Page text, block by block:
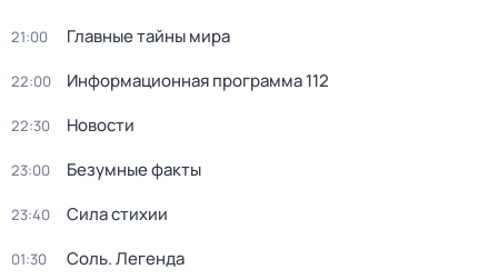
21:00 Главные тайны мира
22:00 Информационная программа 112
22:30 Новости
23:00 Безумные факты
23:40 Сила стихии
01:30 Соль. Легенда